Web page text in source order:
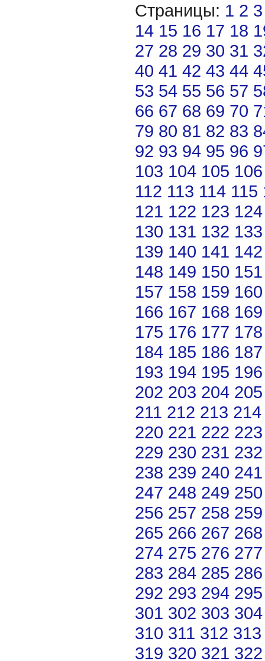
Страницы: 1 2 3
14 15 16 17 18
27 28 29 30 31
40 41 42 43 44
53 54 55 56 57
66 67 68 69 70
79 80 81 82 83
92 93 94 95 96
103 104 105 106
112 113 114 115
121 122 123 124
130 131 132 133
139 140 141 142
148 149 150 151
157 158 159 160
166 167 168 169
175 176 177 178
184 185 186 187
193 194 195 196
202 203 204 205
211 212 213 214
220 221 222 223
229 230 231 232
238 239 240 241
247 248 249 250
256 257 258 259
265 266 267 268
274 275 276 277
283 284 285 286
292 293 294 295
301 302 303 304
310 311 312 313
319 320 321 322